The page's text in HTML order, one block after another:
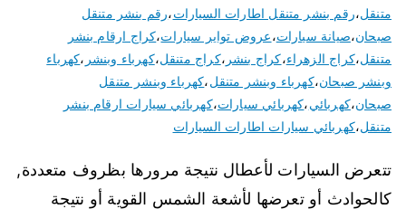
متنقل،رقم بنشر متنقل اطارات السيارات،رقم بنشر متنقل
صبحان،صيانة سيارات،عروض تواير سيارات،كراج ارقام بنشر
متنقل،كراج الزهراء،كراج بنشر ،كراج متنقل،كهرباء وبنشر ،كهرباء
وبنشر صبحان،كهرباء وبنشر متنقل،كهرباء وبنشر متنقل
صبحان،كهربائي،كهربائي سيارات،كهربائي سيارات ارقام بنشر
متنقل،كهربائي سيارات اطارات السيارات
تتعرض السيارات لأعطال نتيجة مرورها بظروف متعددة,
كالحوادث أو تعرضها لأشعة الشمس القوية أو نتيجة